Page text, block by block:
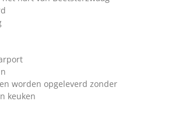
worden opgeleverd zonder
keuken